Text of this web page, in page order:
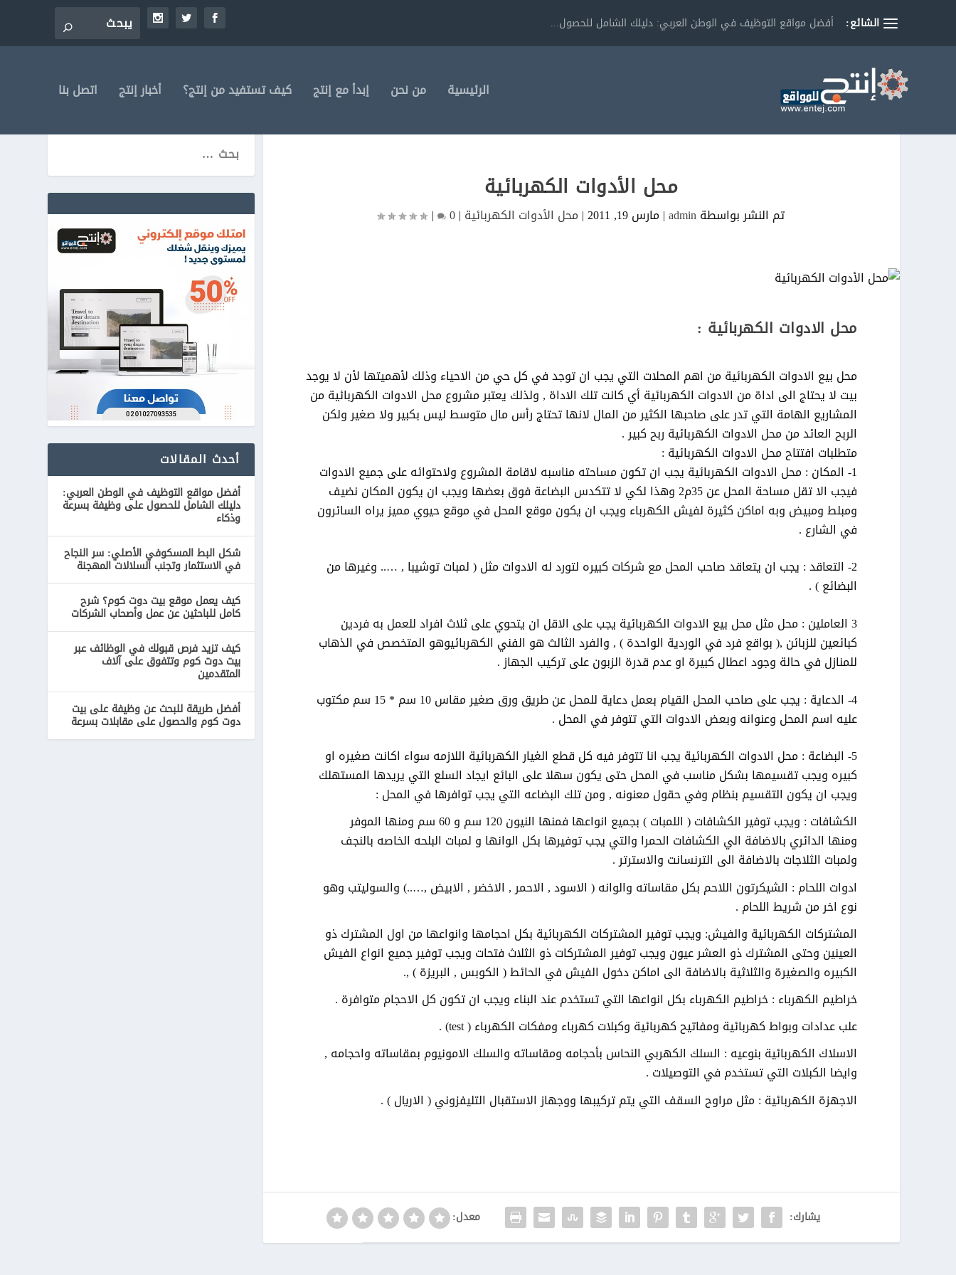
الشائع: أفضل مواقع التوظيف في الوطن العربي: دليلك الشامل للحصول...
الرئيسية من نحن إبدأ مع إنتج كيف تستفيد من إنتج؟ أخبار إنتج اتصل بنا
محل الأدوات الكهربائية
تم النشر بواسطةadmin
|مارس 19, 2011 | محل الأدوات الكهربائية |
0
|
محل الادوات الكهربائية :
محل بيع الادوات الكهربائية من اهم المحلات التي يجب ان توجد في كل حي من الاحياء وذلك لأهميتها لأن لا يوجد
بيت لا يحتاج الى اداة من الادوات الكهربائية أي كانت تلك الاداة , ولذلك يعتبر مشروع محل الادوات الكهربائية من
المشاريع الهامة التي تدر على صاحبها الكثير من المال لانها تحتاج رأس مال متوسط ليس بكبير ولا صغير ولكن
الربح العائد من محل الادوات الكهربائية ربح كبير .
متطلبات افتتاح محل الادوات الكهربائية :
1- المكان : محل الادوات الكهربائية يجب ان تكون مساحته مناسبه لاقامة المشروع ولاحتوائه على جميع الادوات
فيجب الا تقل مساحة المحل عن 35م2 وهذا لكي لا تتكدس البضاعة فوق بعضها ويجب ان يكون المكان نضيف
ومبلط ومبيض وبه اماكن كثيرة لفيش الكهرباء ويجب ان يكون موقع المحل في موقع حيوي مميز يراه السائرون
في الشارع .
2- التعاقد : يجب ان يتعاقد صاحب المحل مع شركات كبيره لتورد له الادوات مثل ( لمبات توشيبا , ….. وغيرها من
البضائع ) .
3 العاملين : محل مثل محل بيع الادوات الكهربائية يجب على الاقل ان يتحوي على ثلاث افراد للعمل به فردين
كبائعين للزبائن ,( بواقع فرد في الوردية الواحدة ) , والفرد الثالث هو الفني الكهربائيوهو المتخصص في الذهاب
للمنازل في حالة وجود اعطال كبيرة او عدم قدرة الزبون على تركيب الجهاز .
4- الدعاية : يجب على صاحب المحل القيام بعمل دعاية للمحل عن طريق ورق صغير مقاس 10 سم * 15 سم مكتوب
عليه اسم المحل وعنوانه وبعض الادوات التي تتوفر في المحل .
5- البضاعة : محل الادوات الكهربائية يجب انا تتوفر فيه كل قطع الغيار الكهربائية اللازمه سواء اكانت صغيره او
كبيره ويجب تقسيمها بشكل مناسب في المحل حتى يكون سهلا على البائع ايجاد السلع التي يريدها المستهلك
ويجب ان يكون التقسيم بنظام وفي حقول معنونه , ومن تلك البضاعه التي يجب توافرها في المحل :
الكشافات : ويجب توفير الكشافات ( اللمبات ) بجميع انواعها فمنها النيون 120 سم و 60 سم ومنها الموفر
ومنها الدائري بالاضافة الي الكشافات الحمرا والتي يجب توفيرها بكل الوانها و لمبات البلحه الخاصه بالنجف
ولمبات الثلاجات بالاضافة الى الترنسانت والاسترتر .
ادوات اللحام : الشيكرتون اللاحم بكل مقاساته والوانه ( الاسود , الاحمر , الاخضر , الابيض ,…..) والسوليتب وهو
نوع اخر من شريط اللحام .
المشتركات الكهربائية والفيش: ويجب توفير المشتركات الكهربائية بكل احجامها وانواعها من اول المشترك ذو
العينين وحتى المشترك ذو العشر عيون ويجب توفير المشتركات ذو الثلاث فتحات ويجب توفير جميع انواع الفيش
الكبيره والصغيرة والثلاثية بالاضافة الى اماكن دخول الفيش في الحائط ( الكوبس , البريزة ) ,.
خراطيم الكهرباء : خراطيم الكهرباء بكل انواعها التي تستخدم عند البناء ويجب ان تكون كل الاحجام متوافرة .
علب عدادات وبواط كهربائية ومفاتيح كهربائية وكبلات كهرباء ومفكات الكهرباء ( test) .
الاسلاك الكهربائية بنوعيه : السلك الكهربي النحاس بأحجامه ومقاساته والسلك الامونيوم بمقاساته واحجامه ,
وايضا الكبلات التي تستخدم في التوصيلات .
الاجهزة الكهربائية : مثل مراوح السقف التي يتم تركيبها ووجهاز الاستقبال التليفزوني ( الاريال ) .
يشارك: معدل:
أحدث المقالات
أفضل مواقع التوظيف في الوطن العربي:
دليلك الشامل للحصول على وظيفة بسرعة
وذكاء
شكل البط المسكوفي الأصلي: سر النجاح
في الاستثمار وتجنب السلالات المهجنة
كيف يعمل موقع بيت دوت كوم؟ شرح
كامل للباحثين عن عمل وأصحاب الشركات
كيف تزيد فرص قبولك في الوظائف عبر
بيت دوت كوم وتتفوق على آلاف
المتقدمين
أفضل طريقة للبحث عن وظيفة على بيت
دوت كوم والحصول على مقابلات بسرعة